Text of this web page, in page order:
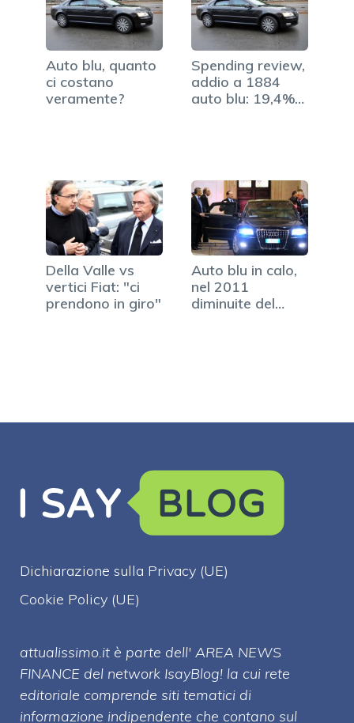
Auto blu, quanto
ci costano
veramente?
Spending review,
addio a 1884
auto blu: 19,4%
Della Valle vs
vertici Fiat: "ci
prendono in giro"
Auto blu in calo,
nel 2011
diminuite del
Dichiarazione sulla Privacy (UE)
Cookie Policy (UE)
attualissimo.it è parte dell' AREA NEWS
FINANCE del network IsayBlog! la cui rete
editoriale comprende siti tematici di
informazione indipendente che contano sul